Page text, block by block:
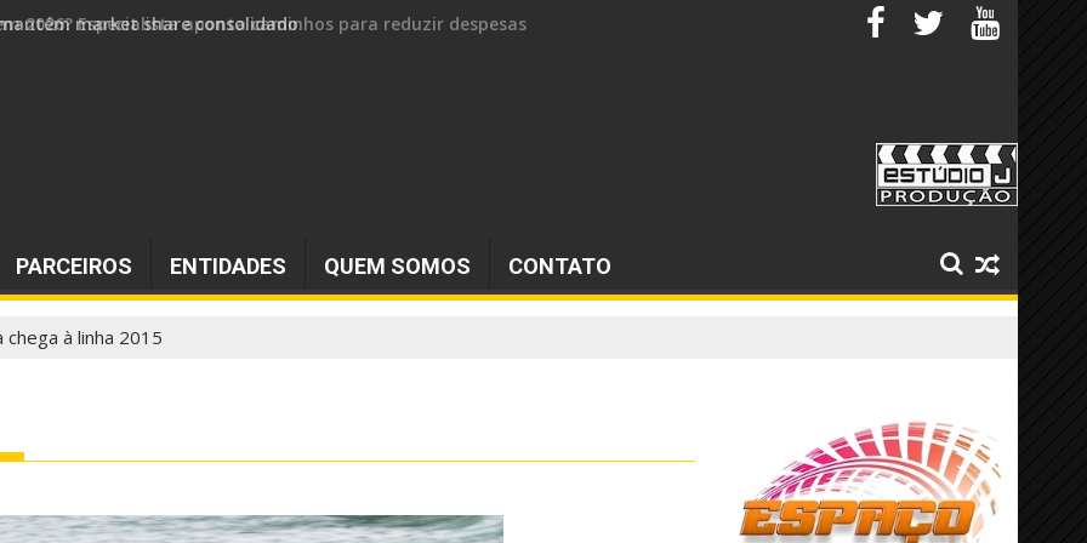
market share consolidado
PARCEIROS ENTIDADES QUEM SOMOS CONTATO
chega à linha 2015